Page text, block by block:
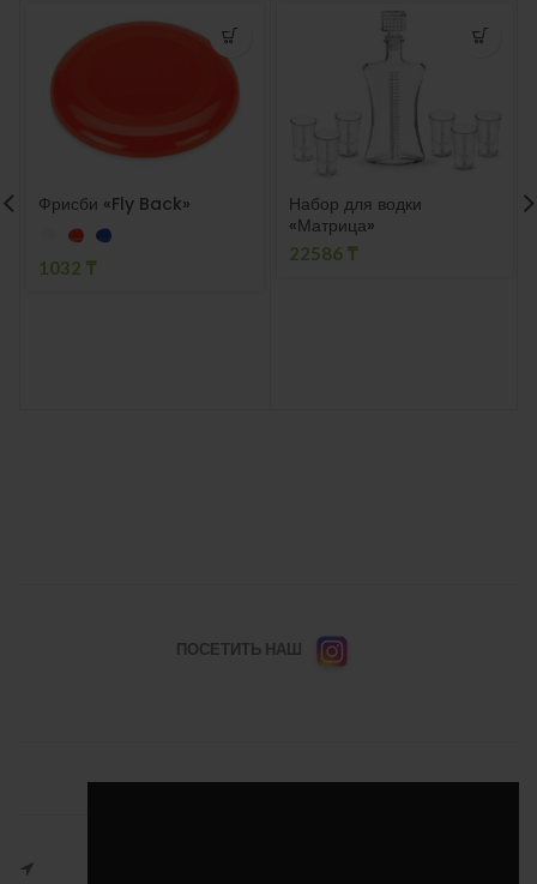
Фрисби «Fly Back»
1032 ₸
Набор для водки
«Матрица»
22586 ₸
ПОСЕТИТЬ НАШ